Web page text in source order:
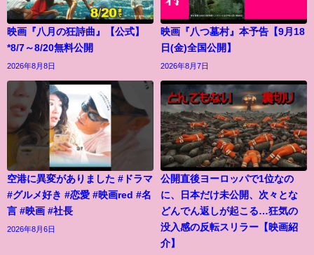
映画『八月の狂詩曲』【公式】
*8/7～8/20無料公開
2026年8月8日
映画『八つ墓村』本予告【9月18
日(金)全国公開】
2026年8月7日
空港に異変がありました #ドラマ
#グルメ好き #恋愛 #映画red #名
言 #映画 #社長
2026年8月6日
公開直後ヨーロッパで1位なの
に、日本だけ未公開、次々とな
どんでん返しが起こる…狂気の
没入感の反転スリラー【映画紹
介】